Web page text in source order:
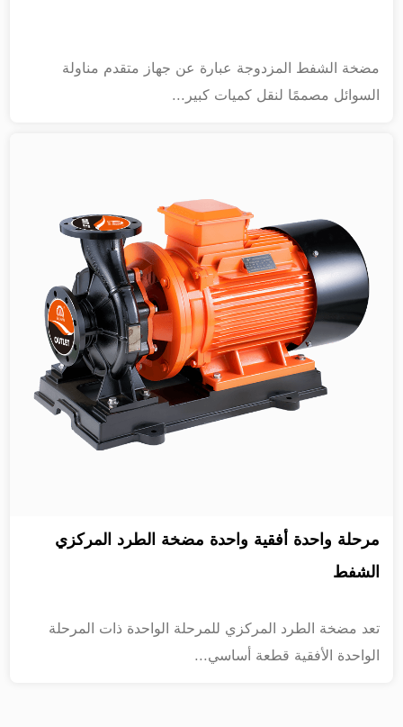
مضخة الشفط المزدوجة عبارة عن جهاز متقدم مناولة
السوائل مصممًا لنقل كميات كبير...
مرحلة واحدة أفقية واحدة مضخة الطرد المركزي
الشفط
تعد مضخة الطرد المركزي للمرحلة الواحدة ذات المرحلة
الواحدة الأفقية قطعة أساسي...